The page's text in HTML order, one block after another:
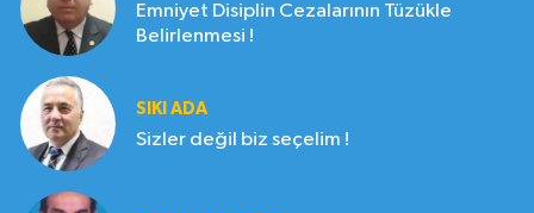
Emniyet Disiplin Cezalarının Tüzükle
Belirlenmesi !
SIKI ADA
Sizler değil biz seçelim !